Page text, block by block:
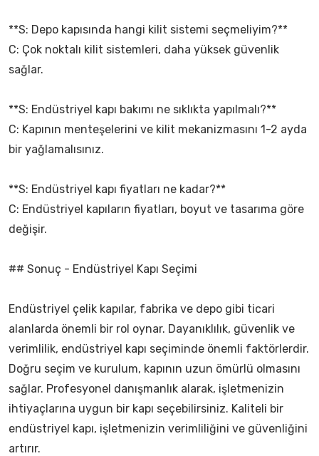
**S: Depo kapısında hangi kilit sistemi seçmeliyim?**
C: Çok noktalı kilit sistemleri, daha yüksek güvenlik
sağlar.
**S: Endüstriyel kapı bakımı ne sıklıkta yapılmalı?**
C: Kapının menteşelerini ve kilit mekanizmasını 1-2 ayda
bir yağlamalısınız.
**S: Endüstriyel kapı fiyatları ne kadar?**
C: Endüstriyel kapıların fiyatları, boyut ve tasarıma göre
değişir.
## Sonuç - Endüstriyel Kapı Seçimi
Endüstriyel çelik kapılar, fabrika ve depo gibi ticari
alanlarda önemli bir rol oynar. Dayanıklılık, güvenlik ve
verimlilik, endüstriyel kapı seçiminde önemli faktörlerdir.
Doğru seçim ve kurulum, kapının uzun ömürlü olmasını
sağlar. Profesyonel danışmanlık alarak, işletmenizin
ihtiyaçlarına uygun bir kapı seçebilirsiniz. Kaliteli bir
endüstriyel kapı, işletmenizin verimliliğini ve güvenliğini
artırır.